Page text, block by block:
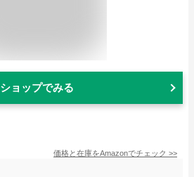
ショップでみる
価格と在庫をAmazonでチェック >>